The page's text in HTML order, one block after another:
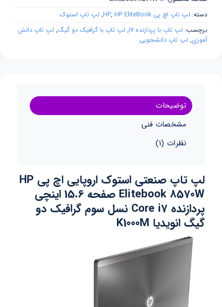
دسته: لپ تاپ اچ پی HP , HP EliteBook
, لپ تاپ استوک
برچسب: لپ تاپ با پردازنده i7 , لپ تاپ با گرافیک دو گیگ, لپ تاپ دانش
آموزی, لپ تاپ دانشجویی
توضیحات
مشخصات فنی
نظرات (1)
لپ تاپ صنعتی استوک اروپایی اچ پی HP
Elitebook 8570W صفحه 15.6 اینچی
پردازنده Core i7 نسل سوم گرافیک دو
گیگ انویدیا K1000M